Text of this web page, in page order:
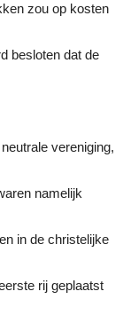
zou op kosten
besloten dat de
vereniging,
namelijk
in de christelijke
rij geplaatst